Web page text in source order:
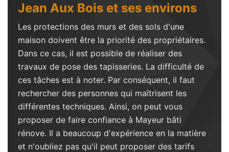
Jean Aux Bois et ses environs
Les protections des murs et des sols d'une
maison doivent être la priorité des propriétaires.
Dans ce cas, il est possible de réaliser des
travaux de pose des tapisseries. La difficulté de
ces tâches est à noter. Par conséquent, il faut
rechercher des personnes qui maîtrisent les
différentes techniques. Ainsi, on peut vous
proposer de faire confiance à Mayeur bâti
rénove. Il a beaucoup d'expérience en la matière
et n'oubliez pas qu'il peut proposer des tarifs